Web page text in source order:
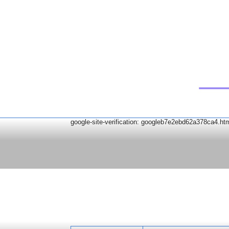
google-site-verification: